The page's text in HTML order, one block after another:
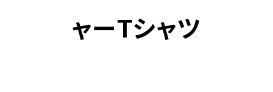
ャーTシャツ